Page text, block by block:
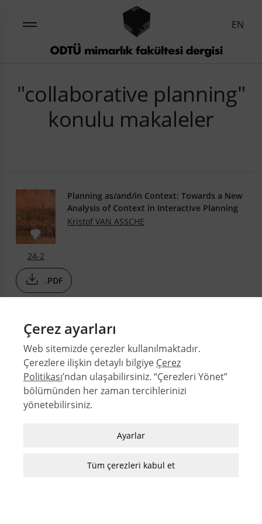
EN
"collaborative planning"
konulu makaleler
24-2
Planning as/and/in Context: Towards a New
Analysis of Context in Interactive Planning
Kristof VAN ASSCHE
.PDF
Çerez ayarları
Web sitemizde çerezler kullanılmaktadır.
Çerezlere ilişkin detaylı bilgiye Çerez
Politikası’ndan ulaşabilirsiniz. “Çerezleri Yönet”
bölümünden her zaman tercihlerinizi
yönetebilirsiniz.
Zorunlu / Teknik Çerezler
özelliklerinden faydalanabilmek için kullanılan
Ayarlar
Tüm çerezleri kabul et
© 2026 Orta Doğu Teknik Üniversitesi Mimarlık Fakültesi
Yazarlar
MFD Yazı Kılavuzu